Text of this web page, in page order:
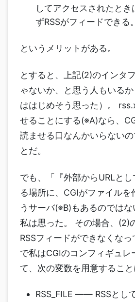
してアクセスされたと
ずRSSがフィードできる。
というメリットがある。
とすると、上記(2)のインタ
ゃないか、と思う人もいる
ははじめそう思った）。
せることにする(※A)なら、
読ませる口なんかいらない
とだ。
でも、「『外部からURLとし
る場所に、CGIがファイルを
うサーバ(※B)もあるのではな
私は思った。 その場合、(2)
RSSフィードができなくなっ
で私はCGIのコンフィギュレ
て、次の変数を用意すること
RSS_FILE ―― RSSとし